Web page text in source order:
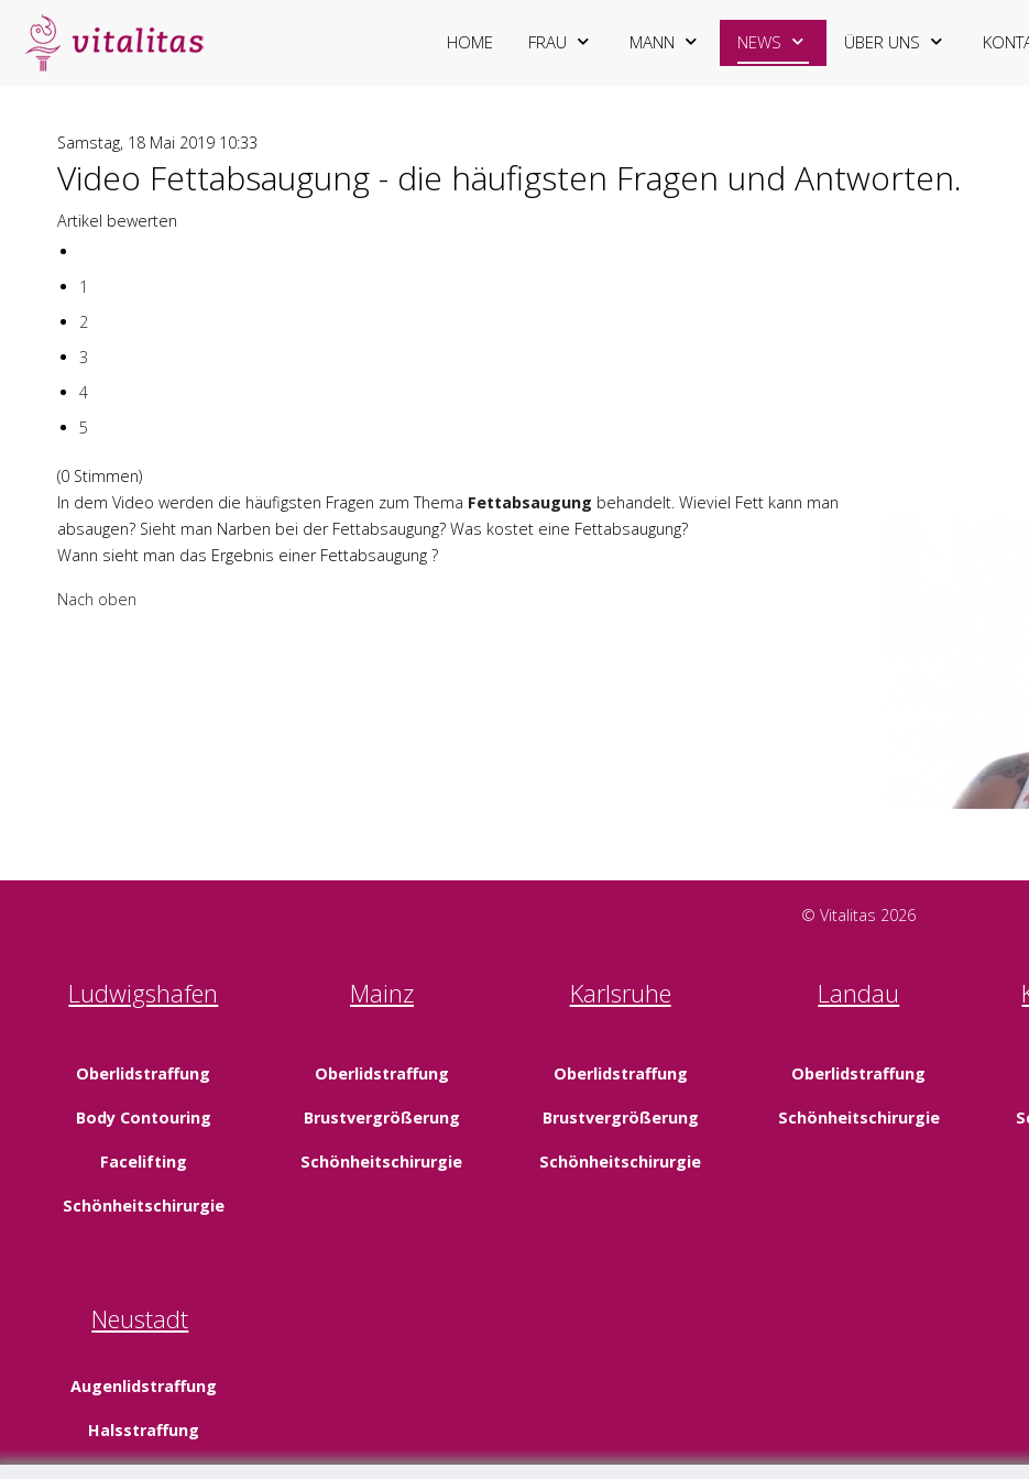
HOME FRAU MANN NEWS ÜBER UNS
Samstag, 18 Mai 2019 10:33
Video Fettabsaugung - die häufigsten Fragen und Antworten.
Artikel bewerten
1
2
3
4
5
(0 Stimmen)
In dem Video werden die häufigsten Fragen zum Thema Fettabsaugung behandelt. Wieviel Fett kann man
absaugen? Sieht man Narben bei der Fettabsaugung? Was kostet eine Fettabsaugung?
Wann sieht man das Ergebnis einer Fettabsaugung ?
Nach oben
© Vitalitas 2026
Ludwigshafen
Oberlidstraffung
Body Contouring
Facelifting
Schönheitschirurgie
Neustadt
Augenlidstraffung
Halsstraffung
Mainz
Oberlidstraffung
Brustvergrößerung
Schönheitschirurgie
Karlsruhe
Oberlidstraffung
Brustvergrößerung
Schönheitschirurgie
Landau
Oberlidstraffung
Schönheitschirurgie